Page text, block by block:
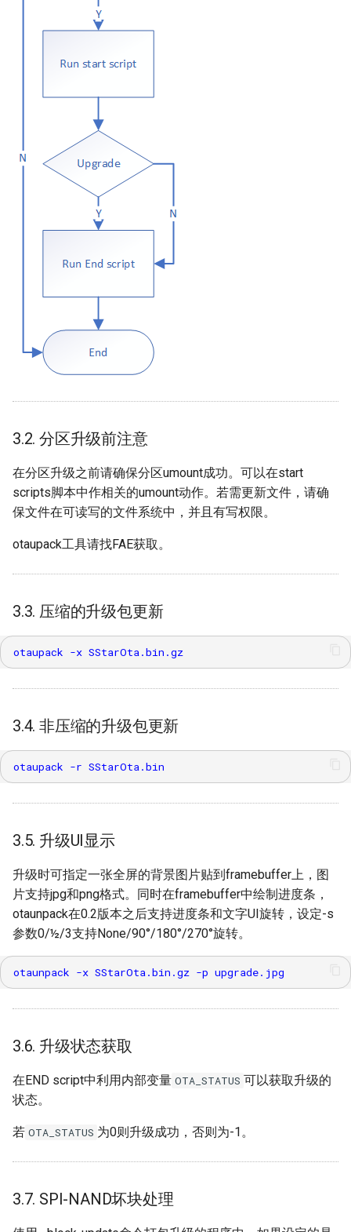
3.2. 分区升级前注意
在分区升级之前请确保分区umount成功。可以在start
scripts脚本中作相关的umount动作。若需更新文件，请确
保文件在可读写的文件系统中，并且有写权限。
otaupack工具请找FAE获取。
3.3. 压缩的升级包更新
3.4. 非压缩的升级包更新
3.5. 升级UI显示
升级时可指定一张全屏的背景图片贴到framebuffer上，图
片支持jpg和png格式。同时在framebuffer中绘制进度条，
otaunpack在0.2版本之后支持进度条和文字UI旋转，设定-s
参数0/½/3支持None/90°/180°/270°旋转。
3.6. 升级状态获取
在END script中利用内部变量 OTA_STATUS 可以获取升级的
状态。
若 OTA_STATUS 为0则升级成功，否则为-1。
3.7. SPI-NAND坏块处理